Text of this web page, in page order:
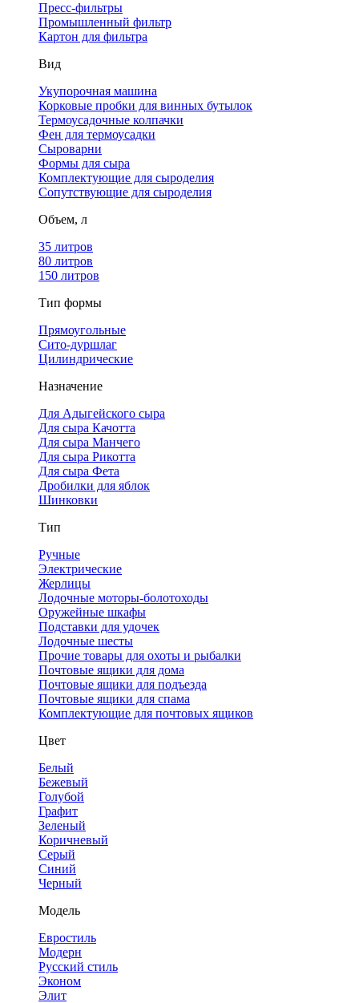
Пресс-фильтры
Промышленный фильтр
Картон для фильтра
Вид
Укупорочная машина
Корковые пробки для винных бутылок
Термоусадочные колпачки
Фен для термоусадки
Сыроварни
Формы для сыра
Комплектующие для сыроделия
Сопутствующие для сыроделия
Объем, л
35 литров
80 литров
150 литров
Тип формы
Прямоугольные
Сито-дуршлаг
Цилиндрические
Назначение
Для Адыгейского сыра
Для сыра Качотта
Для сыра Манчего
Для сыра Рикотта
Для сыра Фета
Дробилки для яблок
Шинковки
Тип
Ручные
Электрические
Жерлицы
Лодочные моторы-болотоходы
Оружейные шкафы
Подставки для удочек
Лодочные шесты
Прочие товары для охоты и рыбалки
Почтовые ящики для дома
Почтовые ящики для подъезда
Почтовые ящики для спама
Комплектующие для почтовых ящиков
Цвет
Белый
Бежевый
Голубой
Графит
Зеленый
Коричневый
Серый
Синий
Черный
Модель
Евростиль
Модерн
Русский стиль
Эконом
Элит